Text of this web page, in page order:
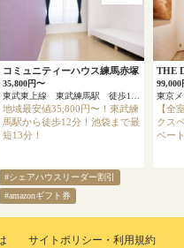
コミュニティーハウス練馬赤塚
35,800円〜
地域最安値35,800円〜！東武練
馬駅から徒歩12分！池袋まで最
短13分！
#シェアハウスリーダー割引
#amazonギフト券
THE
99,000
【全
クス
ベー
サイトポリシー・利用規約